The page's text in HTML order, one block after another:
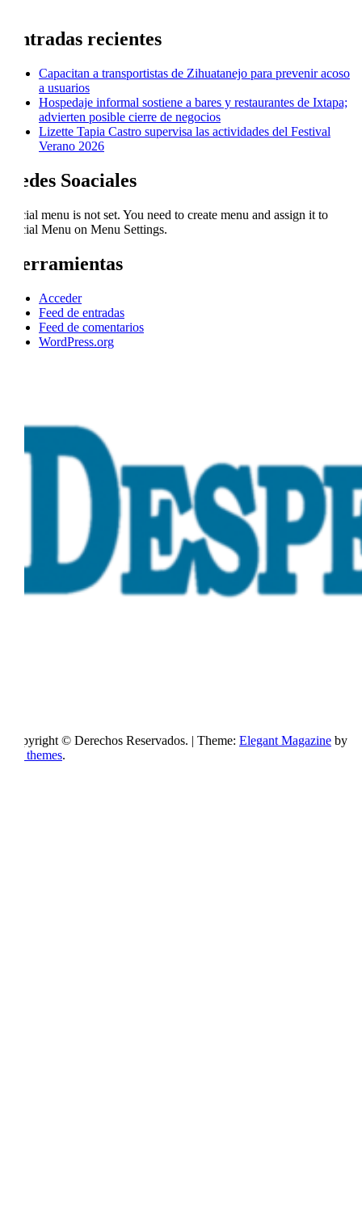
Entradas recientes
Capacitan a transportistas de Zihuatanejo para prevenir acoso
a usuarios
Hospedaje informal sostiene a bares y restaurantes de Ixtapa;
advierten posible cierre de negocios
Lizette Tapia Castro supervisa las actividades del Festival
Verano 2026
Redes Soaciales
Social menu is not set. You need to create menu and assign it to
Social Menu on Menu Settings.
Herramientas
Acceder
Feed de entradas
Feed de comentarios
WordPress.org
Copyright © Derechos Reservados. | Theme: Elegant Magazine by
AF themes.